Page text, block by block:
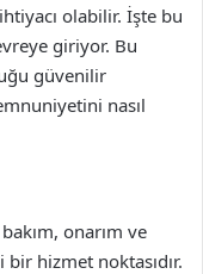
olabilir. İşte bu
giriyor. Bu
güvenilir
nasıl
onarım ve
hizmet noktasıdır.